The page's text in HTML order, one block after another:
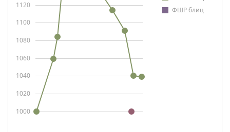
ФШР блиц
1000
1020
1040
1060
1080
1100
1120